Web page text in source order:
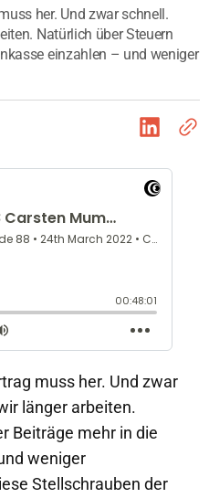
her. Und zwar schnell.
Natürlich über Steuern
einzahlen – und weniger
muss her. Und zwar
länger arbeiten.
Beiträge mehr in die
weniger
Stellschrauben der